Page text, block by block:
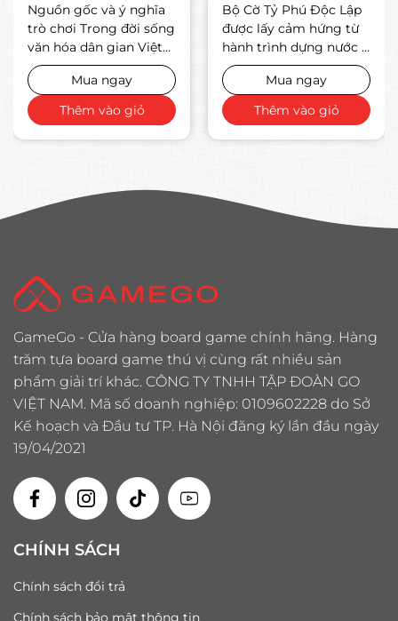
Nguồn gốc và ý nghĩa
trò chơi Trong đời sống
văn hóa dân gian Việt
Nam, gieo quẻ từ lâu đã
gắn liền với nhu cầu ...
Mua ngay
Thêm vào giỏ
Bộ Cờ Tỷ Phú Độc Lập
được lấy cảm hứng từ
hành trình dựng nước –
giữ nước – phát triển
đất nước ...Mua ngay
Thêm vào giỏ
GameGo - Cửa hàng board game chính hãng. Hàng
trăm tựa board game thú vị cùng rất nhiều sản
phẩm giải trí khác. CÔNG TY TNHH TẬP ĐOÀN GO
VIỆT NAM. Mã số doanh nghiệp: 0109602228 do Sở
Kế hoạch và Đầu tư TP. Hà Nội đăng ký lần đầu ngày
19/04/2021
CHÍNH SÁCH
Chính sách đổi trả
Chính sách bảo mật thông tin